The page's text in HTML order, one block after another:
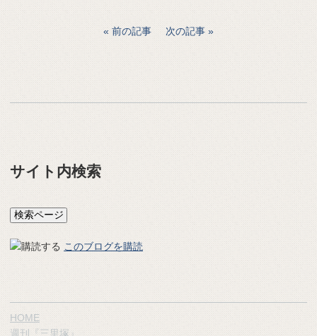
前の記事 次の記事
サイト内検索
このブログを購読
HOME
週刊『三里塚』